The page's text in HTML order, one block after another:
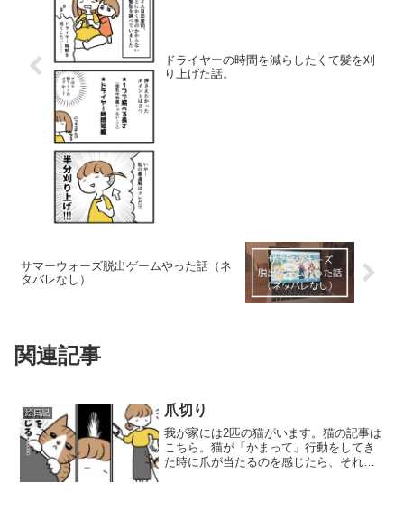
ドライヤーの時間を減らしたくて髪を刈
り上げた話。
サマーウォーズ脱出ゲームやった話（ネ
タバレなし）
関連記事
絵日記 爪切り
我が家には2匹の猫がいます。猫の記事は
こちら。猫が「かまって」行動をしてき
た時に爪が当たるのを感じたら、それは